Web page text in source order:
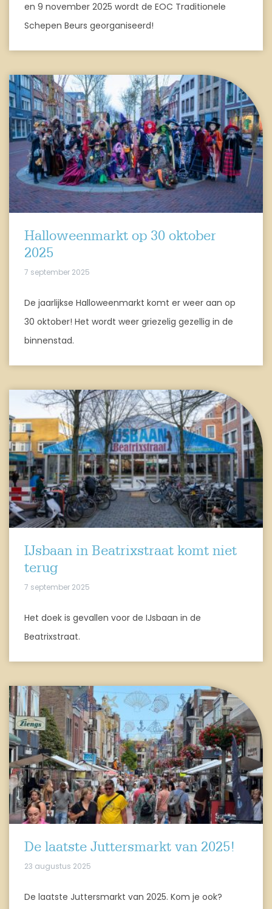
en 9 november 2025 wordt de EOC Traditionele
Schepen Beurs georganiseerd!
Halloweenmarkt op 30 oktober
2025
7 september 2025
De jaarlijkse Halloweenmarkt komt er weer aan op
30 oktober! Het wordt weer griezelig gezellig in de
binnenstad.
IJsbaan in Beatrixstraat komt niet
terug
7 september 2025
Het doek is gevallen voor de IJsbaan in de
Beatrixstraat.
De laatste Juttersmarkt van 2025!
23 augustus 2025
De laatste Juttersmarkt van 2025. Kom je ook?